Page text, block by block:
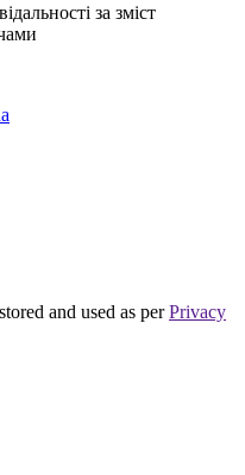
за зміст
and used as perPrivacy